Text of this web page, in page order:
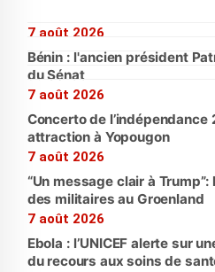
7 août 2026
Bénin : l'ancien président
du Sénat
7 août 2026
Concerto de
attraction à Yopougon
7 août 2026
“Un message clair à
des militaires au Groenland
7 août 2026
Ebola : l’UNICEF alerte sur
du recours aux soins de